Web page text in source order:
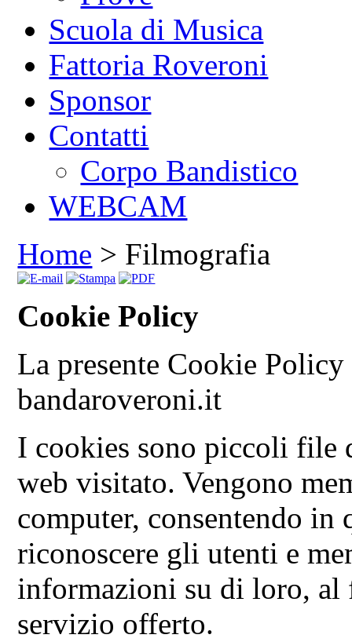
Scuola di Musica
Fattoria Roveroni
Sponsor
Contatti
Corpo Bandistico
WEBCAM
Home > Filmografia
Cookie Policy
La presente Cookie
bandaroveroni.it
I cookies sono piccoli file
web visitato. Vengono
computer, consentendo
riconoscere gli utenti e
informazioni su di loro,
servizio offerto.